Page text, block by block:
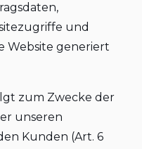
und
Website generiert
zum Zwecke der
unseren
Kunden (Art. 6